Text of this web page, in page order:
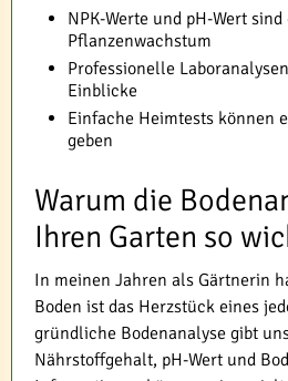
NPK-Werte und pH-Wert
Pflanzenwachstum
Professionelle
Einblicke
Einfache Heimtests können
geben
Warum die
Ihren Garten so
In meinen Jahren als Gärtnerin
Boden ist das Herzstück eines
gründliche Bodenanalyse gibt
Nährstoffgehalt, pH-Wert und